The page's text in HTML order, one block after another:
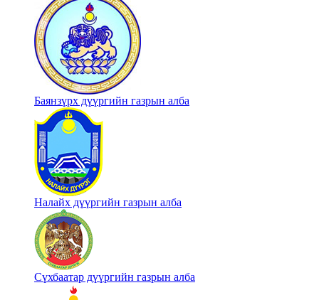
Баянзүрх дүүргийн газрын алба
Налайх дүүргийн газрын алба
Сүхбаатар дүүргийн газрын алба